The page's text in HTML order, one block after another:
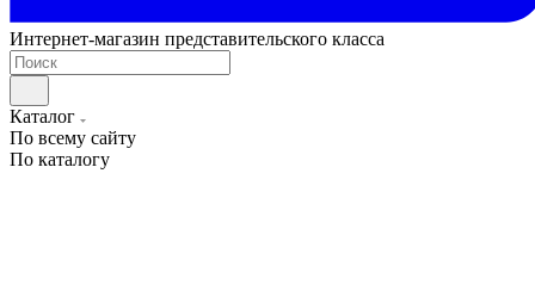
Интернет-магазин представительского класса
Каталог
По всему сайту
По каталогу